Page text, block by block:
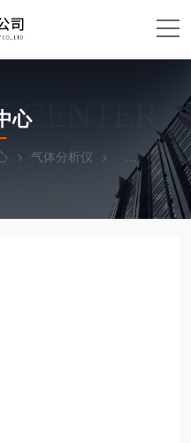
CENTER
心
气体分析仪 油烟检测仪